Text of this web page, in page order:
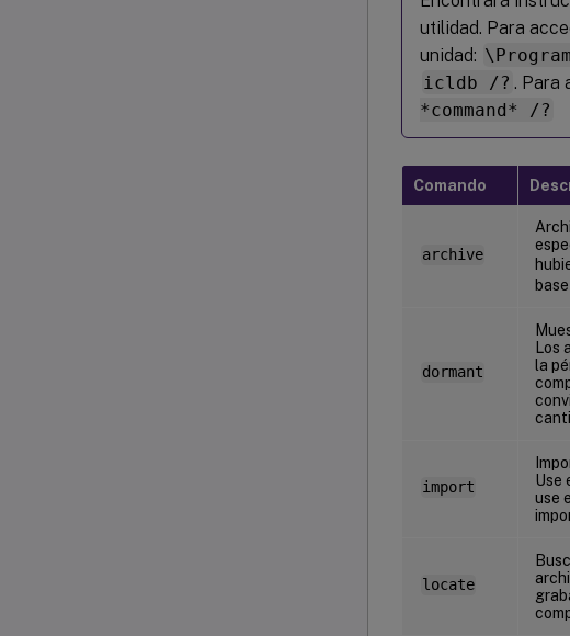
utilidad. Para
unidad:
icldb /? . Para
*command* /?
Comando
archive
dormant
Los
la
import
Use
use
locate